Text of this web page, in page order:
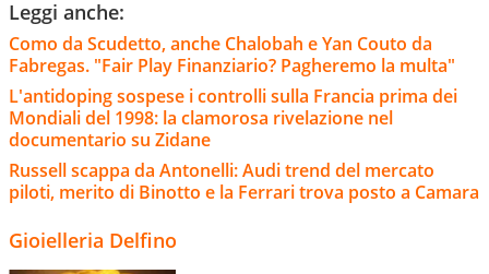
Leggi anche:
Como da Scudetto, anche Chalobah e Yan Couto da
Fabregas. "Fair Play Finanziario? Pagheremo la multa"
L'antidoping sospese i controlli sulla Francia prima dei
Mondiali del 1998: la clamorosa rivelazione nel
documentario su Zidane
Russell scappa da Antonelli: Audi trend del mercato
piloti, merito di Binotto e la Ferrari trova posto a Camara
Gioielleria Delfino